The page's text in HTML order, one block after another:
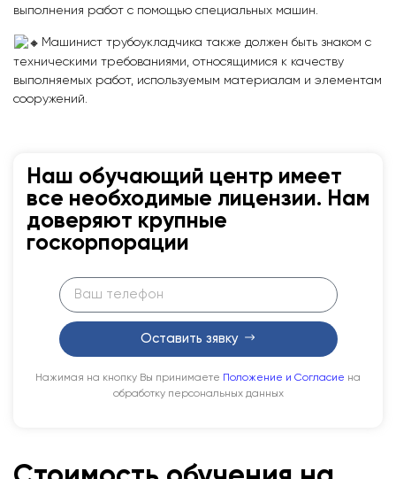
выполнения работ с помощью специальных машин.
Машинист трубоукладчика также должен быть знаком с
техническими требованиями, относящимися к качеству
выполняемых работ, используемым материалам и элементам
сооружений.
Наш обучающий центр имеет
все необходимые лицензии. Нам
доверяют крупные
госкорпорации
Оставить зявку
Нажимая на кнопку Вы принимаете Положение и Согласие на
обработку персональных данных